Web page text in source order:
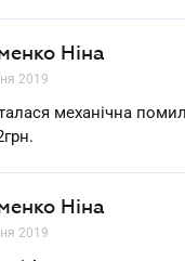
Ніна
2019
механічна
Ніна
2019